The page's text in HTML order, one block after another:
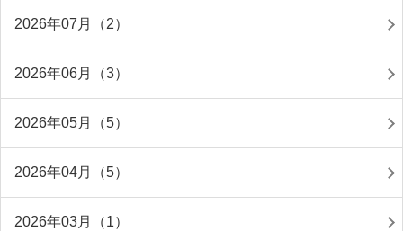
2026年07月（2）
2026年06月（3）
2026年05月（5）
2026年04月（5）
2026年03月（1）